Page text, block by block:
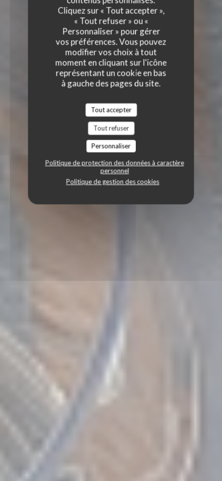
Cliquez sur « Tout accepter »,
« Tout refuser » ou «
Personnaliser » pour gérer
vos préférences. Vous pouvez
modifier vos choix à tout
moment en cliquant sur l'icône
représentant un cookie en bas
à gauche des pages du site.
Tout accepter
Tout refuser
Personnaliser
Politique de protection des données à caractère
personnel
Politique de gestion des cookies